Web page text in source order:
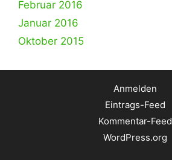
Februar 2016
Januar 2016
Oktober 2015
Anmelden
Eintrags-Feed
Kommentar-Feed
WordPress.org